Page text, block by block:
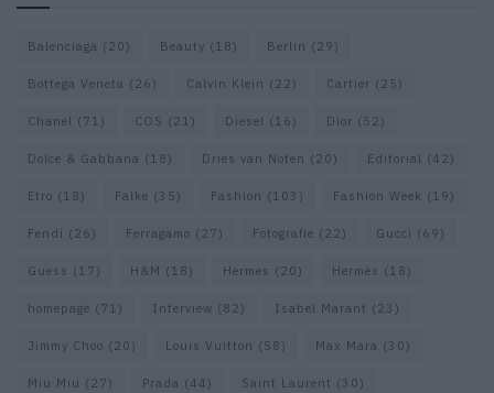
Balenciaga (20) Beauty (18) Berlin (29)
Bottega Veneta (26) Calvin Klein (22) Cartier (25)
Chanel (71) COS (21) Diesel (16) Dior (52)
Dolce & Gabbana (18) Dries van Noten (20) Editorial (42)
Etro (18) Falke (35) Fashion (103) Fashion Week (19)
Fendi (26) Ferragamo (27) Fotografie (22) Gucci (69)
Guess (17) H&M (18) Hermes (20) Hermès (18)
homepage (71) Interview (82) Isabel Marant (23)
Jimmy Choo (20) Louis Vuitton (58) Max Mara (30)
Miu Miu (27) Prada (44) Saint Laurent (30)